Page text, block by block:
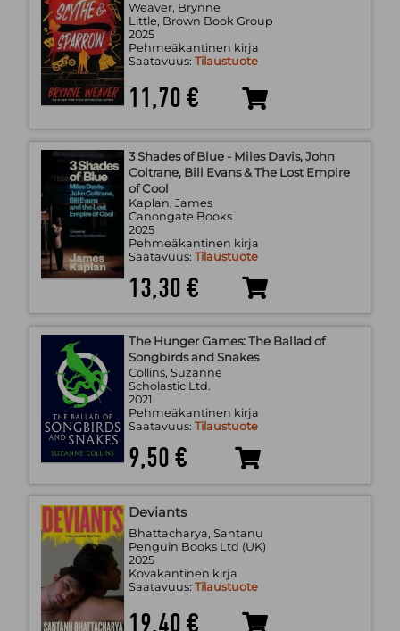
Weaver, Brynne
Little, Brown Book Group
2025
Pehmeäkantinen kirja
Saatavuus: Tilaustuote
11,70 €
3 Shades of Blue - Miles Davis, John
Coltrane, Bill Evans & The Lost Empire
of Cool
Kaplan, James
Canongate Books
2025
Pehmeäkantinen kirja
Saatavuus: Tilaustuote
13,30 €
The Hunger Games: The Ballad of
Songbirds and Snakes
Collins, Suzanne
Scholastic Ltd.
2021
Pehmeäkantinen kirja
Saatavuus: Tilaustuote
9,50 €
Deviants
Bhattacharya, Santanu
Penguin Books Ltd (UK)
2025
Kovakantinen kirja
Saatavuus: Tilaustuote
19,40 €